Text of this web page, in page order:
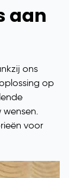
aan
ons
op
voor